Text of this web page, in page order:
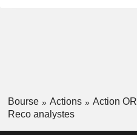
Bourse Actions Action OR
Reco analystes